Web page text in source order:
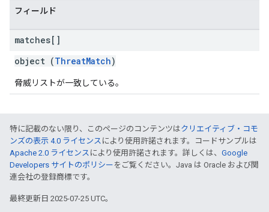
フィールド
matches[]
object (ThreatMatch)
脅威リストが一致している。
特に記載のない限り、このページのコンテンツはクリエイティブ・コモ
ンズの表示 4.0 ライセンス により使用許諾されます。コードサンプルは
Apache 2.0 ライセンス により使用許諾されます。詳しくは、 Google
Developers サイトのポリシー をご覧ください。Java は Oracle および関
連会社の登録商標です。
最終更新日 2025-07-25 UTC。